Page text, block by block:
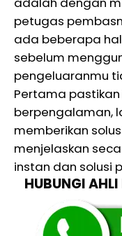
petugas
ada beberapa
sebelum
pengeluaranmu
Pertama
berpengalaman,
memberikan
menjelaskan
instan dan solusi
HUBUNGI